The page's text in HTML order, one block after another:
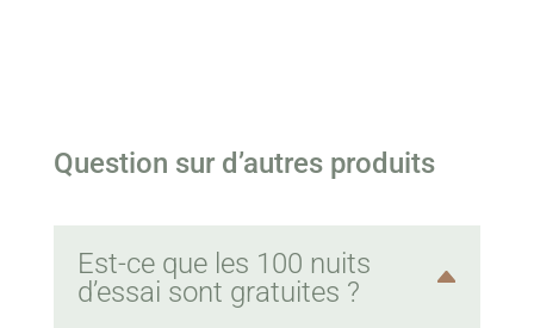
Question sur d’autres produits
Est-ce que les 100 nuits
d’essai sont gratuites ?